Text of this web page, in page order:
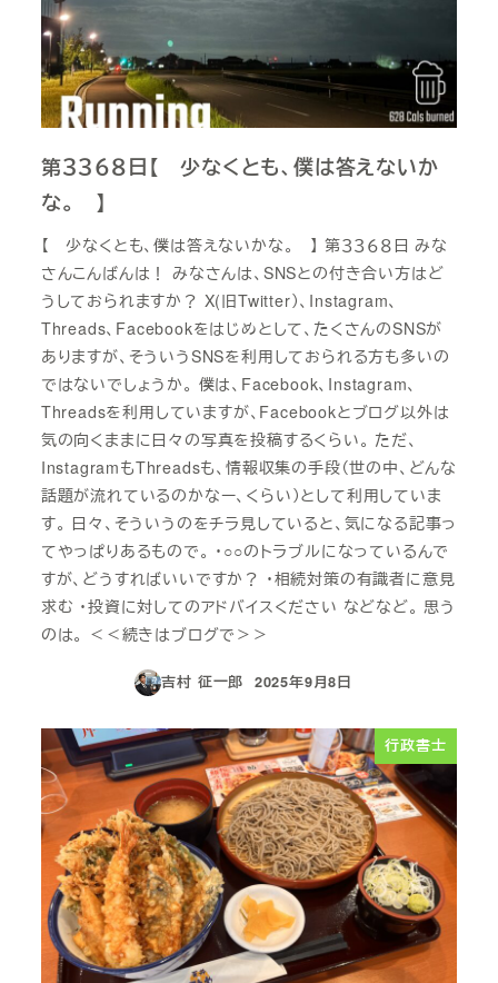
第３３６８日【 少なくとも、僕は答えないか
な。 】
【 少なくとも、僕は答えないかな。 】 第３３６８日 みな
さんこんばんは！ みなさんは、SNSとの付き合い方はど
うしておられますか？ X(旧Twitter）、Instagram、
Threads、Facebookをはじめとして、たくさんのSNSが
ありますが、そういうSNSを利用しておられる方も多いの
ではないでしょうか。 僕は、Facebook、Instagram、
Threadsを利用していますが、Facebookとブログ以外は
気の向くままに日々の写真を投稿するくらい。 ただ、
InstagramもThreadsも、情報収集の手段（世の中、どんな
話題が流れているのかなー、くらい）として利用していま
す。 日々、そういうのをチラ見していると、気になる記事っ
てやっぱりあるもので。 ・○○のトラブルになっているんで
すが、どうすればいいですか？ ・相続対策の有識者に意見
求む ・投資に対してのアドバイスください などなど。 思う
のは。 ＜＜続きはブログで＞＞
吉村 征一郎
投稿日
2025年9月8日
行政書士